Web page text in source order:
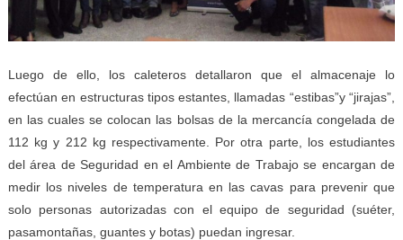
Luego de ello, los caleteros detallaron que el almacenaje lo
efectúan en estructuras tipos estantes, llamadas “estibas”y “jirajas”,
en las cuales se colocan las bolsas de la mercancía congelada de
112 kg y 212 kg respectivamente. Por otra parte, los estudiantes
del área de Seguridad en el Ambiente de Trabajo se encargan de
medir los niveles de temperatura en las cavas para prevenir que
solo personas autorizadas con el equipo de seguridad (suéter,
pasamontañas, guantes y botas) puedan ingresar.